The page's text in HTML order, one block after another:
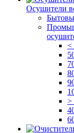
Осушители
<
>